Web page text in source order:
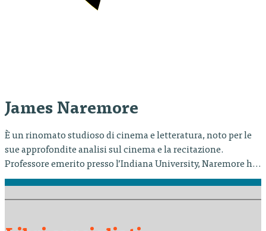
James Naremore
È un rinomato studioso di cinema e letteratura, noto per le
sue approfondite analisi sul cinema e la recitazione.
Professore emerito presso l’Indiana University, Naremore ha
pubblicato numerosi libri influenti, tra cui Acting in the